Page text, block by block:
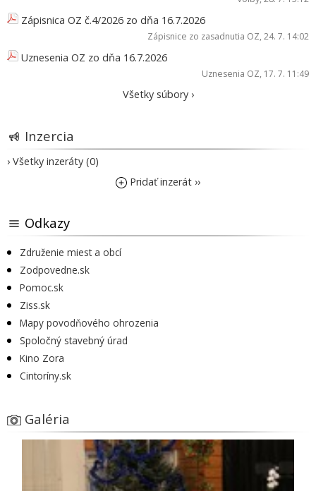
Zápisnica OZ č.4/2026 zo dňa 16.7.2026
Zápisnice zo zasadnutia OZ, 24. 7. 14:02
Uznesenia OZ zo dňa 16.7.2026
Uznesenia OZ, 17. 7. 11:49
Všetky súbory ›
Inzercia
› Všetky inzeráty (0)
Pridať inzerát ››
Odkazy
Združenie miest a obcí
Zodpovedne.sk
Pomoc.sk
Ziss.sk
Mapy povodňového ohrozenia
Spoločný stavebný úrad
Kino Zora
Cintoríny.sk
Galéria